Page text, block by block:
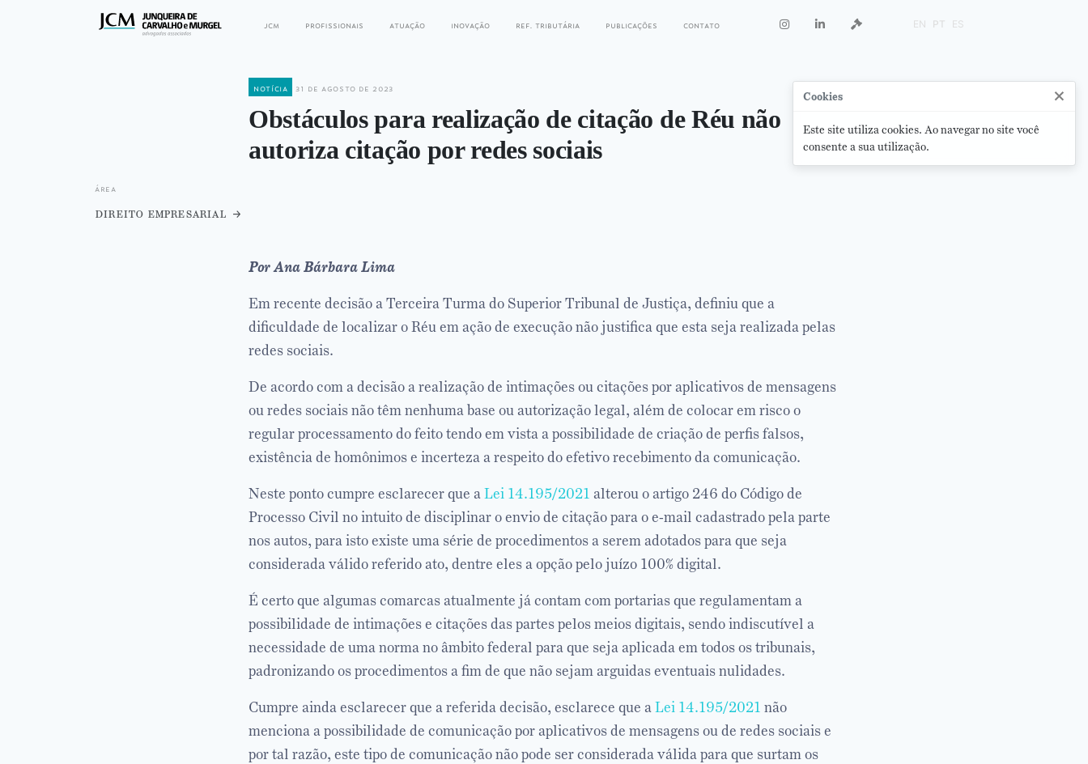
jcm profissionais atuação inovação ref. tributária publicações contato EN PT ES
notícia 31 de agosto de 2023
Obstáculos para realização de citação de Réu não
autoriza citação por redes sociais
área
direito empresarial
Por Ana Bárbara Lima
Em recente decisão a Terceira Turma do Superior Tribunal de Justiça, definiu que a
dificuldade de localizar o Réu em ação de execução não justifica que esta seja realizada pelas
redes sociais.
De acordo com a decisão a realização de intimações ou citações por aplicativos de mensagens
ou redes sociais não têm nenhuma base ou autorização legal, além de colocar em risco o
regular processamento do feito tendo em vista a possibilidade de criação de perfis falsos,
existência de homônimos e incerteza a respeito do efetivo recebimento da comunicação.
Neste ponto cumpre esclarecer que aLei 14.195/2021 alterou o artigo 246 do Código de
Processo Civil no intuito de disciplinar o envio de citação para o e-mail cadastrado pela parte
nos autos, para isto existe uma série de procedimentos a serem adotados para que seja
considerada válido referido ato, dentre eles a opção pelo juízo 100% digital.
É certo que algumas comarcas atualmente já contam com portarias que regulamentam a
possibilidade de intimações e citações das partes pelos meios digitais, sendo indiscutível a
necessidade de uma norma no âmbito federal para que seja aplicada em todos os tribunais,
padronizando os procedimentos a fim de que não sejam arguidas eventuais nulidades.
Cumpre ainda esclarecer que a referida decisão, esclarece que aLei 14.195/2021 não
menciona a possibilidade de comunicação por aplicativos de mensagens ou de redes sociais e
por tal razão, este tipo de comunicação não pode ser considerada válida para que surtam os
Cookies ×
Este site utiliza cookies. Ao navegar no site você
consente a sua utilização.